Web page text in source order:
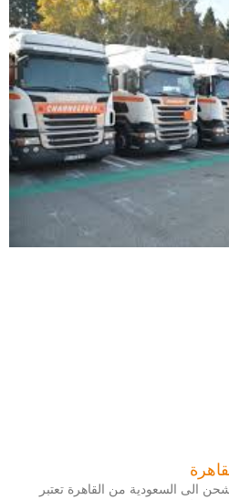
الى السعودية من القاهرة تعتبر